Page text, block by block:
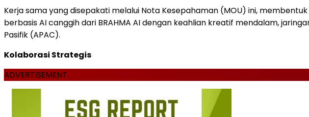
Kerja sama yang disepakati melalui Nota Kesepahaman (MOU) ini,
berbasis AI canggih dari BRAHMA AI dengan keahlian kreatif mendalam,
Pasifik (APAC).
Kolaborasi Strategis
ADVERTISEMENT